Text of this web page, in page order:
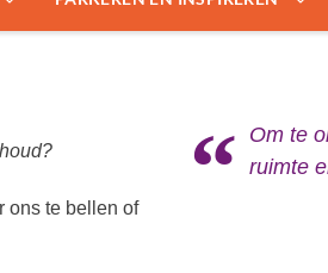
ons te bellen of
Om te
ruimte